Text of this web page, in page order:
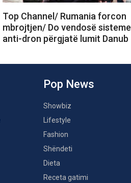
Top Channel/ Rumania forcon
mbrojtjen/ Do vendosë sisteme
anti-dron përgjatë lumit Danub
Pop News
Showbiz
Lifestyle
Fashion
Shëndeti
Dieta
Receta gatimi